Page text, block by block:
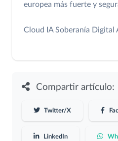
europea más fuerte y
Cloud IA Soberanía Digital
Compartir artículo:
Twitter/X
LinkedIn